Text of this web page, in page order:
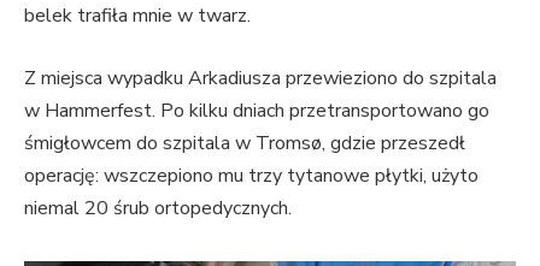
belek trafiła mnie w twarz.
Z miejsca wypadku Arkadiusza przewieziono do szpitala
w Hammerfest. Po kilku dniach przetransportowano go
śmigłowcem do szpitala w Tromsø, gdzie przeszedł
operację: wszczepiono mu trzy tytanowe płytki, użyto
niemal 20 śrub ortopedycznych.